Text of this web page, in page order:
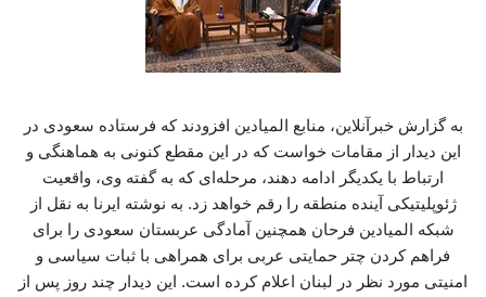
به گزارش خبرآنلاین، منابع المیادین افزودند که فرستاده سعودی در
این دیدار از مقامات خواست که در این مقطع کنونی به هماهنگی و
ارتباط با یکدیگر ادامه دهند، مرحله‌ای که به گفته وی، واقعیت
ژئوپلیتیکی آینده منطقه را رقم خواهد زد. به نوشته ایرنا به نقل از
شبکه المیادین فرحان همچنین آمادگی عربستان سعودی را برای
فراهم کردن چتر حمایتی عربی برای همراهی با ثبات سیاسی و
امنیتی مورد نظر در لبنان اعلام کرده است. این دیدار چند روز پس از